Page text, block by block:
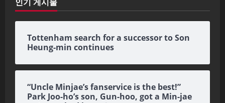
Tottenham search for a successor to Son
Heung-min continues
“Uncle Minjae’s fanservice is the best!”
Park Joo-ho’s son, Gun-hoo, got a Min-jae